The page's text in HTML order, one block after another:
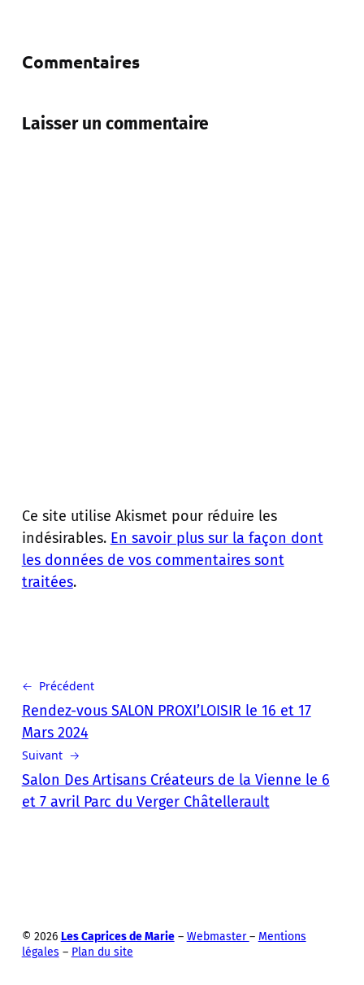
Commentaires
Laisser un commentaire
Ce site utilise Akismet pour réduire les
indésirables. En savoir plus sur la façon dont
les données de vos commentaires sont
traitées.
← Précédent
Rendez-vous SALON PROXI’LOISIR le 16 et 17
Mars 2024
Suivant →
Salon Des Artisans Créateurs de la Vienne le 6
et 7 avril Parc du Verger Châtellerault
© 2026 Les Caprices de Marie– Webmaster– Mentions
légales – Plan du site